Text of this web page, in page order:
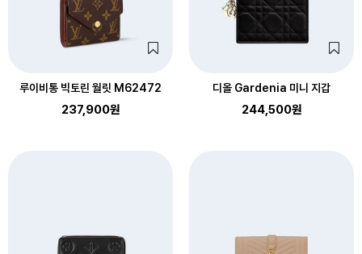
루이비통 빅토린 월릿 M62472
237,900원
디올 Gardenia 미니 지갑
244,500원